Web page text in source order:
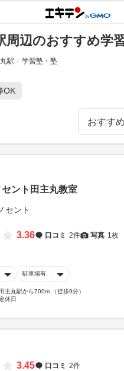
周辺のおすすめ学
駅 学習塾・塾
OK
ント田主丸教室
3.36 口コミ 2件 写真 1枚
駐車場有
田主丸駅から700m （徒歩9分）
休日
3.45
口コミ 2件